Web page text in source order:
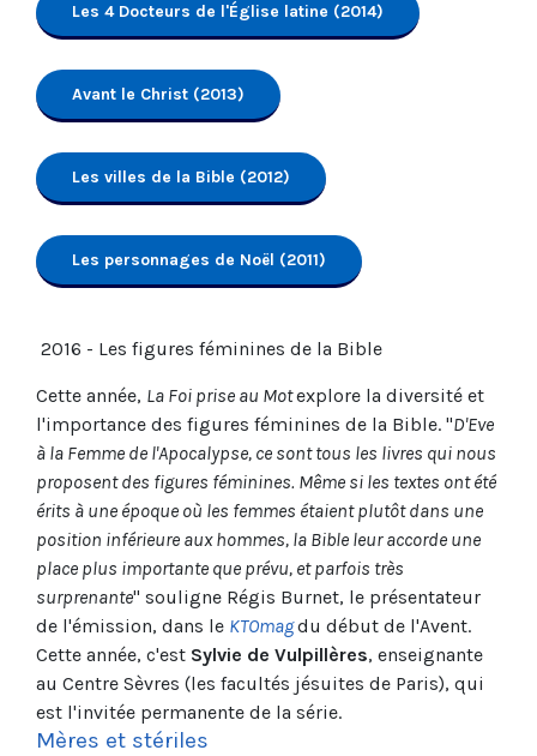
Les 4 Docteurs de l'Église latine (2014)
Avant le Christ (2013)
Les villes de la Bible (2012)
Les personnages de Noël (2011)
2016 - Les figures féminines de la Bible
Cette année, La Foi prise au Motexplore la diversité et
l'importance des figures féminines de la Bible. "D'Eve
à la Femme de l'Apocalypse, ce sont tous les livres qui nous
proposent des figures féminines. Même si les textes ont été
érits à une époque où les femmes étaient plutôt dans une
position inférieure aux hommes, la Bible leur accorde une
place plus importante que prévu, et parfois très
surprenante" souligne Régis Burnet, le présentateur
de l'émission, dans le KTOmagdu début de l'Avent.
Cette année, c'est Sylvie de Vulpillères, enseignante
au Centre Sèvres (les facultés jésuites de Paris), qui
est l'invitée permanente de la série.
Mères et stériles